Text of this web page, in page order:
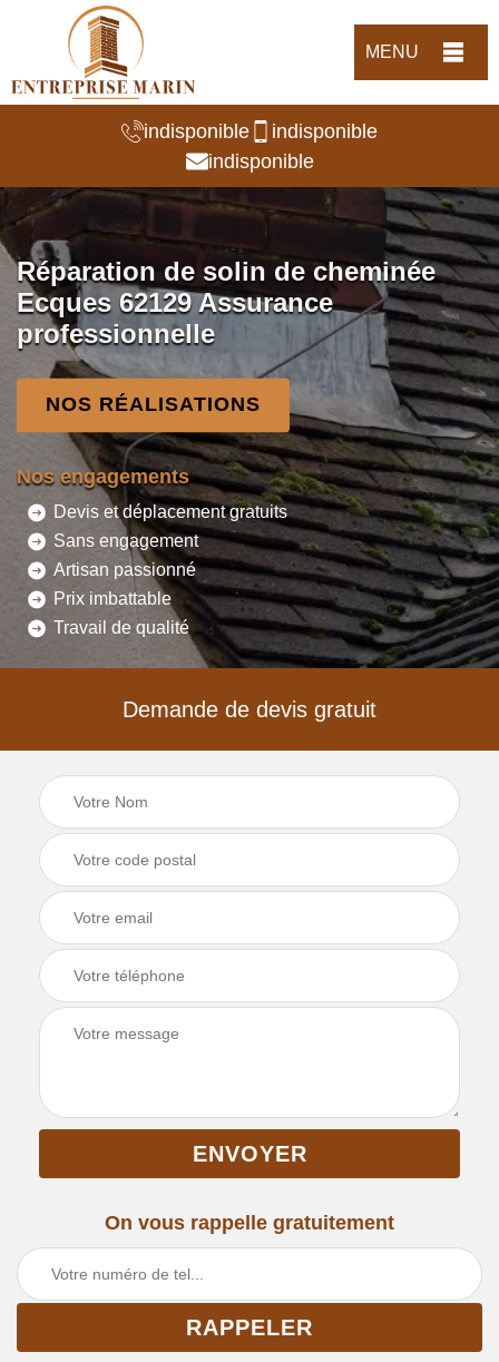
MENU
indisponible
indisponible
indisponible
Réparation de solin de cheminée
Ecques 62129 Assurance
professionnelle
NOS RÉALISATIONS
Nos engagements
Devis et déplacement gratuits
Sans engagement
Artisan passionné
Prix imbattable
Travail de qualité
Demande de devis gratuit
On vous rappelle gratuitement